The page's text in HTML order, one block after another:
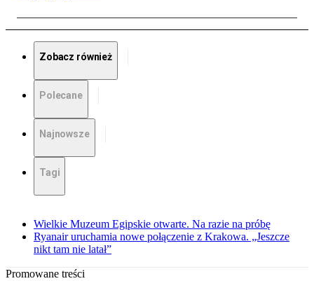
Zobacz również
Polecane
Najnowsze
Tagi
Wielkie Muzeum Egipskie otwarte. Na razie na próbę
Ryanair uruchamia nowe połączenie z Krakowa. „Jeszcze
nikt tam nie latał”
Promowane treści